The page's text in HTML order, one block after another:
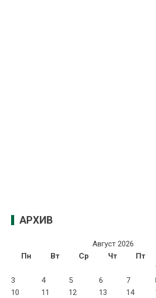
АРХИВ
Август 2026
Пн
Вт Ср Чт Пт
3
4 5 6 7
10
11 12 13 14